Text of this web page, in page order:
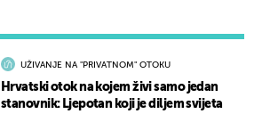
UŽIVANJE NA "PRIVATNOM" OTOKU
Hrvatski otok na kojem živi samo jedan
stanovnik: Ljepotan koji je diljem svijeta